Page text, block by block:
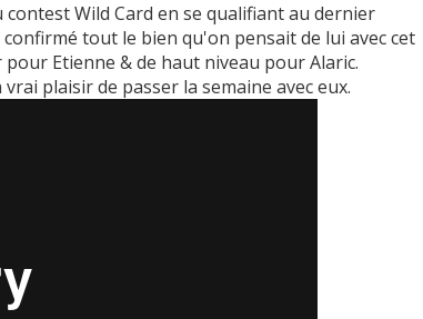
Wild Card en se qualifiant au dernier
tout le bien qu'on pensait de lui avec cet
Etienne & de haut niveau pour Alaric.
plaisir de passer la semaine avec eux.